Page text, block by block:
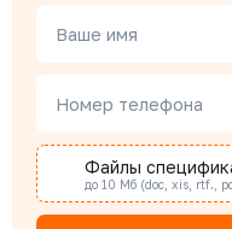
Специалист отдела
Бондарюк
Специалист
Ваше имя
Номер телефона
Файлы
до 10 Мб (doc, xis, rtf.,